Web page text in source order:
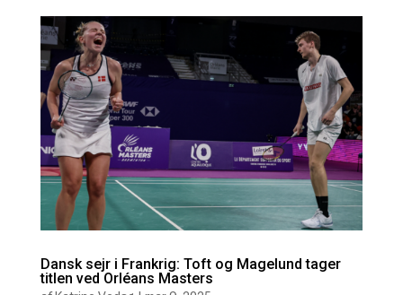
Dansk sejr i Frankrig: Toft og Magelund tager
titlen ved Orléans Masters